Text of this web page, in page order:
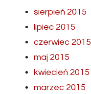
sierpień 2015
lipiec 2015
czerwiec 2015
maj 2015
kwiecień 2015
marzec 2015